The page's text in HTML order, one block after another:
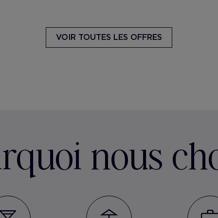
VOIR TOUTES LES OFFRES
nous